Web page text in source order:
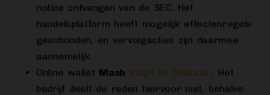
notice ontvangen van de SEC. Het
handelsplatform heeft mogelijk effectenregels
geschonden, en vervolgacties zijn daarmee
aannemelijk.
Online wallet Mash stopt te bestaan . Het
bedrijf deelt de reden hiervoor niet, behalve